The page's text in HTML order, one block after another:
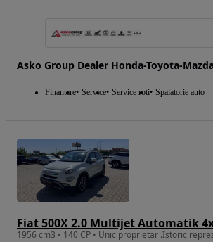
Asko Group Dealer Honda-Toyota-
Finantare Service Service roti Spalatorie auto